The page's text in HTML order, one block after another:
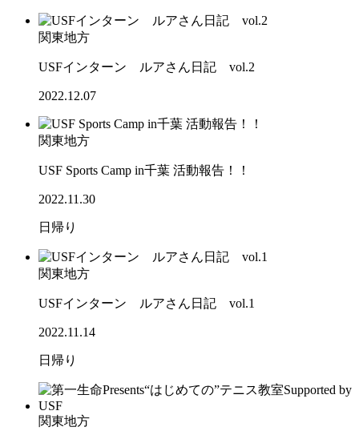
関東地方
USFインターン ルアさん日記 vol.2
2022.12.07
関東地方
USF Sports Camp in千葉 活動報告！！
2022.11.30
日帰り
関東地方
USFインターン ルアさん日記 vol.1
2022.11.14
日帰り
関東地方